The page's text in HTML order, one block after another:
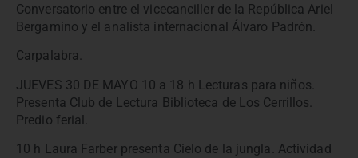
Conversatorio entre el vicecanciller de la República Ariel
Bergamino y el analista internacional Álvaro Padrón.
Carpalabra.
JUEVES 30 DE MAYO 10 a 18 h Lecturas para niños.
Presenta Club de Lectura Biblioteca de Los Cerrillos.
Predio ferial.
10 h Laura Farber presenta Cielo de la jungla. Actividad